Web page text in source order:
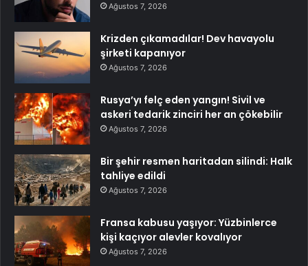
Ağustos 7, 2026
Krizden çıkamadılar! Dev havayolu
şirketi kapanıyor
Ağustos 7, 2026
Rusya’yı felç eden yangın! Sivil ve
askeri tedarik zinciri her an çökebilir
Ağustos 7, 2026
Bir şehir resmen haritadan silindi: Halk
tahliye edildi
Ağustos 7, 2026
Fransa kabusu yaşıyor: Yüzbinlerce
kişi kaçıyor alevler kovalıyor
Ağustos 7, 2026